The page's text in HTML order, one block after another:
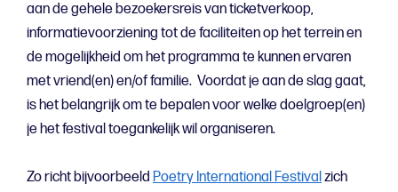
aan de gehele bezoekersreis van ticketverkoop,
informatievoorziening tot de faciliteiten op het terrein en
de mogelijkheid om het programma te kunnen ervaren
met vriend(en) en/of familie. Voordat je aan de slag gaat,
is het belangrijk om te bepalen voor welke doelgroep(en)
je het festival toegankelijk wil organiseren.
Zo richt bijvoorbeeld Poetry International Festivalzich